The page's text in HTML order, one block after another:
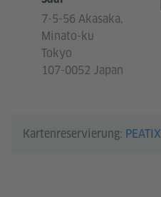
Kartenreservierung: PEATIX
7-5-56 Akasaka,
Minato-ku
Tokyo
107-0052 Japan